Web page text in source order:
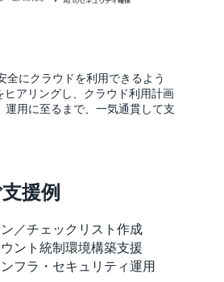
全にクラウドを利用できるよう
ヒアリングし、クラウド利用計画
運用に至るまで、一気通貫して支
援例
／チェックリスト作成
ント統制環境構築支援
フラ・セキュリティ運用